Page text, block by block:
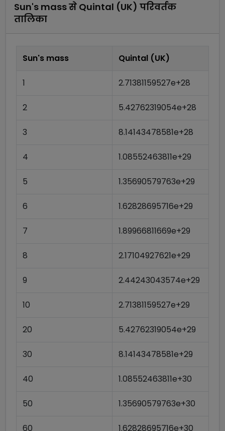
Sun's massसे Quintal (UK) परिवर्तक
तालिका
Sun's mass Quintal (UK)
1 2.71381159527e+28
2 5.42762319054e+28
3 8.14143478581e+28
4 1.08552463811e+29
5 1.35690579763e+29
6 1.62828695716e+29
7 1.89966811669e+29
8 2.17104927621e+29
9 2.44243043574e+29
10 2.71381159527e+29
20 5.42762319054e+29
30 8.14143478581e+29
40 1.08552463811e+30
50 1.35690579763e+30
60 1.62828695716e+30